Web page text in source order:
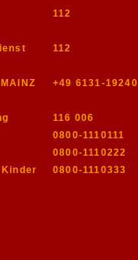
112
112
+49 6131-19240
116 006
0800-1110111
0800-1110222
0800-1110333